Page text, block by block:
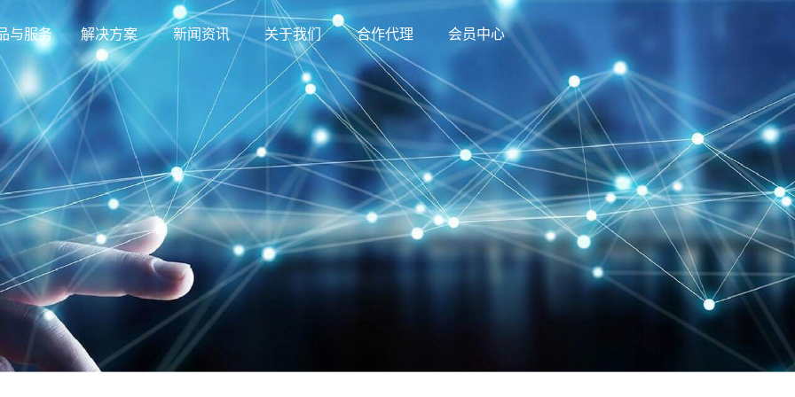
与服务 解决方案 新闻资讯 关于我们 合作代理 会员中心